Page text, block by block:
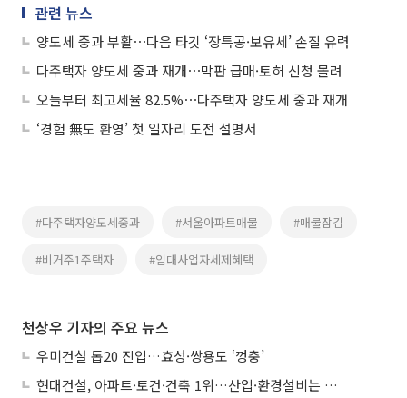
관련 뉴스
양도세 중과 부활⋯다음 타깃 ‘장특공·보유세’ 손질 유력
다주택자 양도세 중과 재개⋯막판 급매·토허 신청 몰려
오늘부터 최고세율 82.5%⋯다주택자 양도세 중과 재개
‘경험 無도 환영’ 첫 일자리 도전 설명서
#다주택자양도세중과 #서울아파트매물 #매물잠김
#비거주1주택자 #임대사업자세제혜택
천상우 기자의 주요 뉴스
우미건설 톱20 진입…효성·쌍용도 ‘껑충’
현대건설, 아파트·토건·건축 1위…산업·환경설비는 삼성E&A